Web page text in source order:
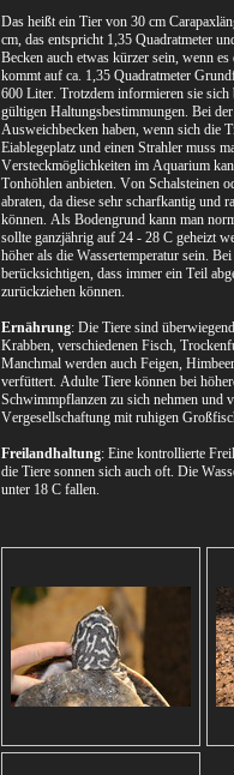
Das heißt ein Tier von 30 cm
cm, das entspricht 1,35 Quadratmeter
Becken auch etwas kürzer sein, wenn
kommt auf ca. 1,35 Quadratmeter
600 Liter. Trotzdem informieren sie sich
gültigen Haltungsbestimmungen. Bei
Ausweichbecken haben, wenn sich die
Eiablegeplatz und einen Strahler muss
Versteckmöglichkeiten im Aquarium
Tonhöhlen anbieten. Von Schalsteinen
abraten, da diese sehr scharfkantig und
können. Als Bodengrund kann man
sollte ganzjährig auf 24 - 28 C geheizt
höher als die Wassertemperatur sein.
berücksichtigen, dass immer ein Teil
zurückziehen können.
Ernährung: Die Tiere sind
Krabben, verschiedenen Fisch,
Manchmal werden auch Feigen,
verfüttert. Adulte Tiere können bei
Schwimmpflanzen zu sich nehmen und
Vergesellschaftung mit ruhigen
Freilandhaltung: Eine kontrollierte
die Tiere sonnen sich auch oft. Die
unter 18 C fallen.